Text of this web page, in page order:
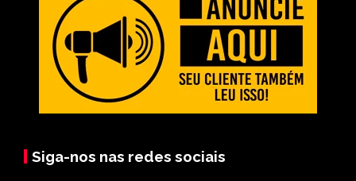
Siga-nos nas redes sociais